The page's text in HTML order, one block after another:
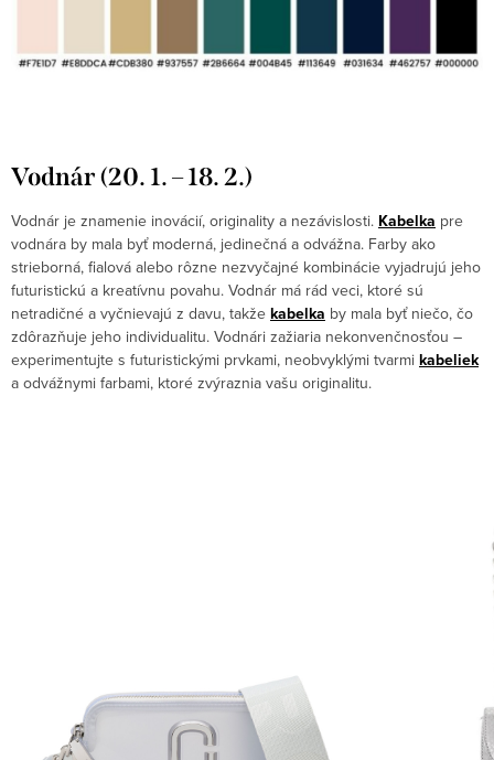
Vodnár (20. 1. – 18. 2.)
Vodnár je znamenie inovácií, originality a nezávislosti. Kabelka pre
vodnára by mala byť moderná, jedinečná a odvážna. Farby ako
strieborná, fialová alebo rôzne nezvyčajné kombinácie vyjadrujú jeho
futuristickú a kreatívnu povahu. Vodnár má rád veci, ktoré sú
netradičné a vyčnievajú z davu, takže kabelka by mala byť niečo, čo
zdôrazňuje jeho individualitu. Vodnári zažiaria nekonvenčnosťou –
experimentujte s futuristickými prvkami, neobvyklými tvarmi kabeliek
a odvážnymi farbami, ktoré zvýraznia vašu originalitu.